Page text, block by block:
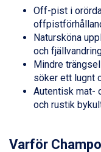
La Thuile från
Cervinia från
Passo Tonale
Sölden från
Saalbach från
Bad
Champoluc
Sestriere från
Fieberbrunn
Wagrain från
Off-pist i
Natursköna
och
Mindre
söker ett lugnt
Autentisk mat-
och rustik
Varför